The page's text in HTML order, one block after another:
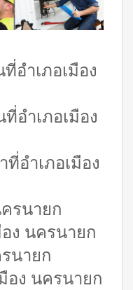
อำเภอเมือง
อำเภอเมือง
อำเภอเมือง
รนายก
ง นครนายก
นายก
อง นครนายก